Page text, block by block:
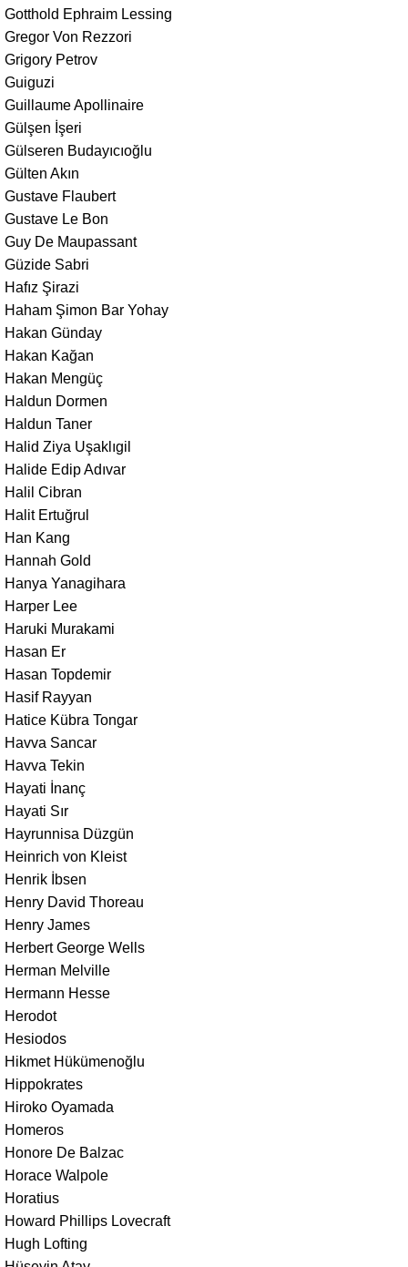
Gotthold Ephraim Lessing
Gregor Von Rezzori
Grigory Petrov
Guiguzi
Guillaume Apollinaire
Gülşen İşeri
Gülseren Budayıcıoğlu
Gülten Akın
Gustave Flaubert
Gustave Le Bon
Guy De Maupassant
Güzide Sabri
Hafız Şirazi
Haham Şimon Bar Yohay
Hakan Günday
Hakan Kağan
Hakan Mengüç
Haldun Dormen
Haldun Taner
Halid Ziya Uşaklıgil
Halide Edip Adıvar
Halil Cibran
Halit Ertuğrul
Han Kang
Hannah Gold
Hanya Yanagihara
Harper Lee
Haruki Murakami
Hasan Er
Hasan Topdemir
Hasif Rayyan
Hatice Kübra Tongar
Havva Sancar
Havva Tekin
Hayati İnanç
Hayati Sır
Hayrunnisa Düzgün
Heinrich von Kleist
Henrik İbsen
Henry David Thoreau
Henry James
Herbert George Wells
Herman Melville
Hermann Hesse
Herodot
Hesiodos
Hikmet Hükümenoğlu
Hippokrates
Hiroko Oyamada
Homeros
Honore De Balzac
Horace Walpole
Horatius
Howard Phillips Lovecraft
Hugh Lofting